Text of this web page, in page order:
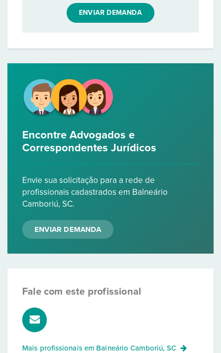
ENVIAR DEMANDA
Encontre Advogados e
Correspondentes Jurídicos
Envie sua solicitação para a rede de
profissionais cadastrados em Balneário
Camboriú, SC.
ENVIAR DEMANDA
Fale com este profissional
Mais profissionais em Balneário Camboriú, SC